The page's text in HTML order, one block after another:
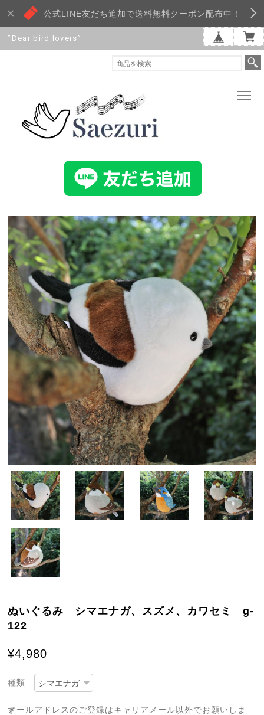
公式LINE友だち追加で送料無料クーポン配布中！
”Dear bird lovers”
ぬいぐるみ シマエナガ、スズメ、カワセミ g-
122
¥4,980
種類
メールアドレスのご登録はキャリアメール以外でお願いします